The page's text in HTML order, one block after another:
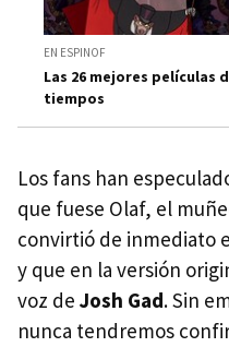
EN ESPINOF
Las 26 mejores películas
tiempos
Los fans han
que fuese Olaf, el
convirtió de inmediato
y que en la versión
voz de Josh Gad. Sin
nunca tendremos